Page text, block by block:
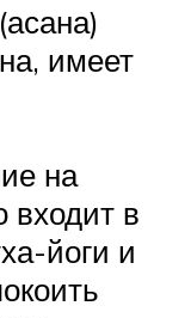
имеет
на
входит в
йоги и